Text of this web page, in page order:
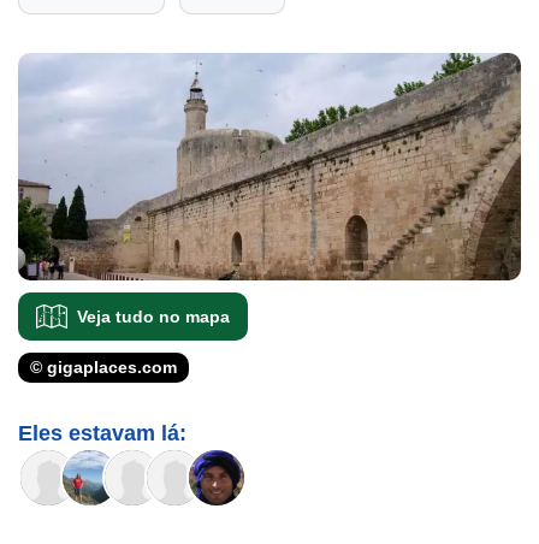
Veja tudo no mapa
© gigaplaces.com
Eles estavam lá: